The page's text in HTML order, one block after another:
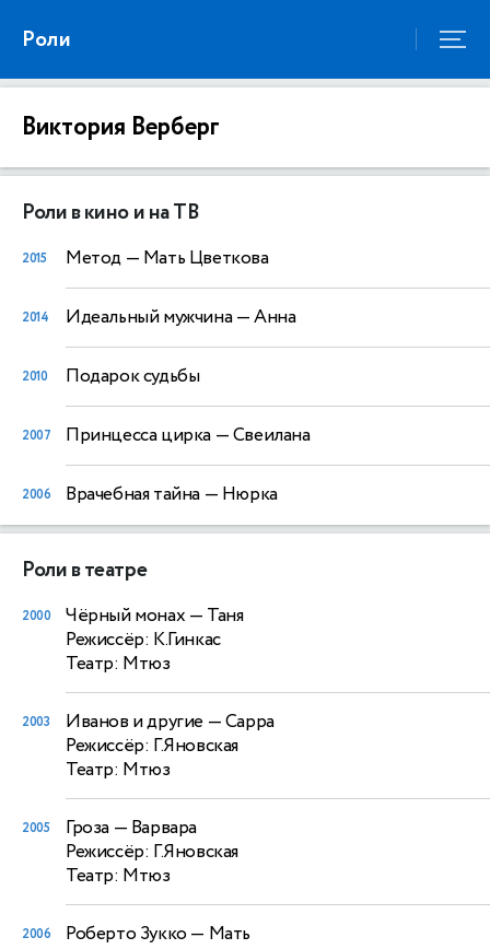
Роли
Виктория Верберг
Роли в кино и на ТВ
2015 Метод — Мать Цветкова
2014 Идеальный мужчина— Анна
2010 Подарок судьбы
2007 Принцесса цирка — Свеилана
2006 Врачебная тайна — Нюрка
Роли в театре
2000 Чёрный монах — Таня
Режиссёр: К.Гинкас
Театр: Мтюз
2003 Иванов и другие — Сарра
Режиссёр: Г.Яновская
Театр: Мтюз
2005 Гроза — Варвара
Режиссёр: Г.Яновская
Театр: Мтюз
2006 Роберто Зукко — Мать